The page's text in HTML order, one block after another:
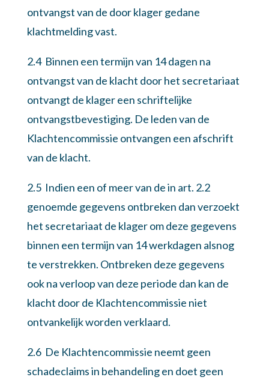
ontvangst van de door klager gedane
klachtmelding vast.
2.4 Binnen een termijn van 14 dagen na
ontvangst van de klacht door het secretariaat
ontvangt de klager een schriftelijke
ontvangstbevestiging. De leden van de
Klachtencommissie ontvangen een afschrift
van de klacht.
2.5 Indien een of meer van de in art. 2.2
genoemde gegevens ontbreken dan verzoekt
het secretariaat de klager om deze gegevens
binnen een termijn van 14 werkdagen alsnog
te verstrekken. Ontbreken deze gegevens
ook na verloop van deze periode dan kan de
klacht door de Klachtencommissie niet
ontvankelijk worden verklaard.
2.6 De Klachtencommissie neemt geen
schadeclaims in behandeling en doet geen